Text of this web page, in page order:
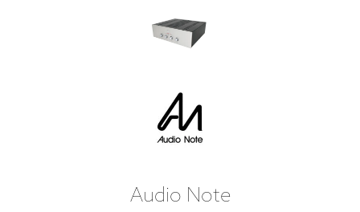
Audio Note